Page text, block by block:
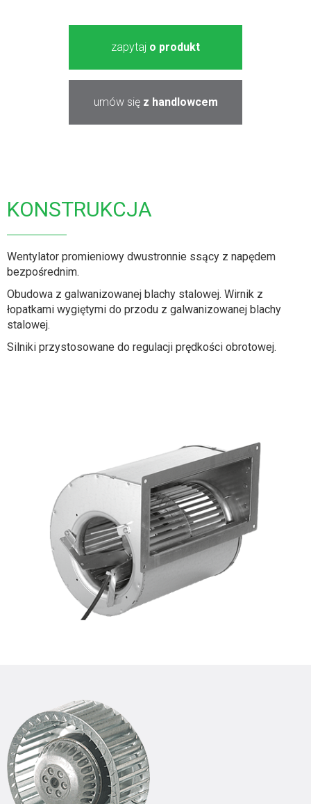
zapytaj o produkt
umów się z handlowcem
KONSTRUKCJA
Wentylator promieniowy dwustronnie ssący z napędem
bezpośrednim.
Obudowa z galwanizowanej blachy stalowej. Wirnik z
łopatkami wygiętymi do przodu z galwanizowanej blachy
stalowej.
Silniki przystosowane do regulacji prędkości obrotowej.